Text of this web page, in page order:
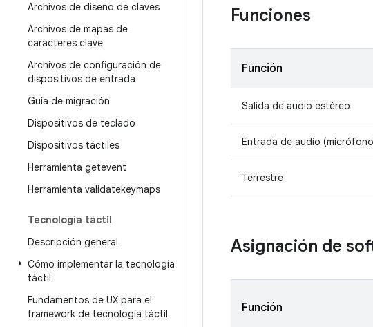
Archivos de diseño de claves
Archivos de mapas de
caracteres clave
Archivos de configuración de
dispositivos de entrada
Guía de migración
Dispositivos de teclado
Dispositivos táctiles
Herramienta getevent
Herramienta validatekeymaps
Tecnología táctil
Descripción general
Cómo implementar la tecnología
táctil
Fundamentos de UX para el
framework de tecnología táctil
Funciones
Función
Salida de audio estéreo
Entrada de audio
Terrestre
Asignación de
Función